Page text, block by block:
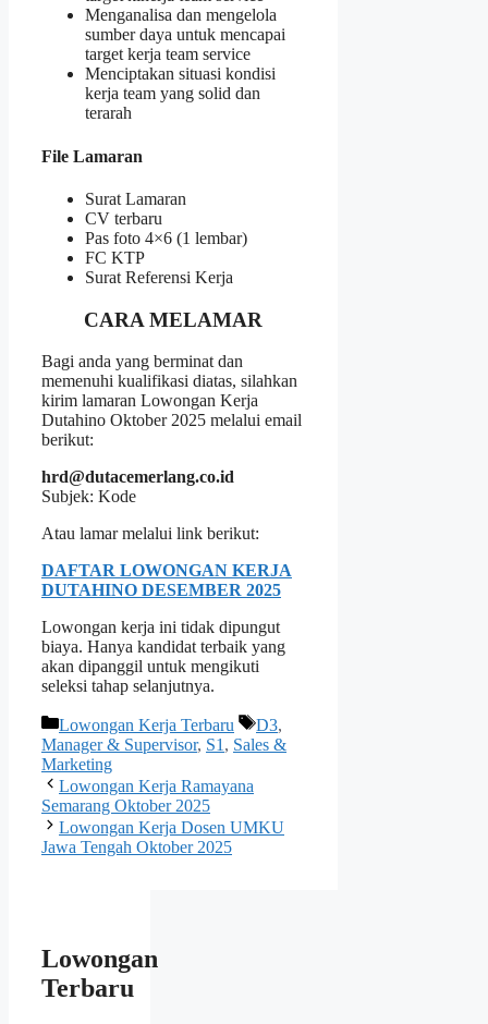
Menganalisa dan mengelola
sumber daya untuk mencapai
target kerja team service
Menciptakan situasi kondisi
kerja team yang solid dan
terarah
File Lamaran
Surat Lamaran
CV terbaru
Pas foto 4×6 (1 lembar)
FC KTP
Surat Referensi Kerja
CARA MELAMAR
Bagi anda yang berminat dan
memenuhi kualifikasi diatas, silahkan
kirim lamaran Lowongan Kerja
Dutahino Oktober 2025 melalui email
berikut:
hrd@dutacemerlang.co.id
Subjek: Kode
Atau lamar melalui link berikut:
DAFTAR LOWONGAN KERJA
DUTAHINO DESEMBER 2025
Lowongan kerja ini tidak dipungut
biaya. Hanya kandidat terbaik yang
akan dipanggil untuk mengikuti
seleksi tahap selanjutnya.
Kategori
Lowongan Kerja Terbaru Tag
D3,
Manager & Supervisor, S1 , Sales &
Marketing
Lowongan Kerja Ramayana
Semarang Oktober 2025
Lowongan Kerja Dosen UMKU
Jawa Tengah Oktober 2025
Lowongan
Terbaru